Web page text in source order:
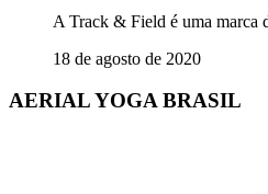
A Track & Field é uma marca
18 de agosto de 2020
AERIAL YOGA BRASIL